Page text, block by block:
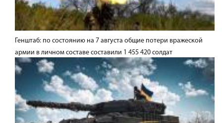
Генштаб: по состоянию на 7 августа общие потери вражеской
армии в личном составе составили 1 455 420 солдат